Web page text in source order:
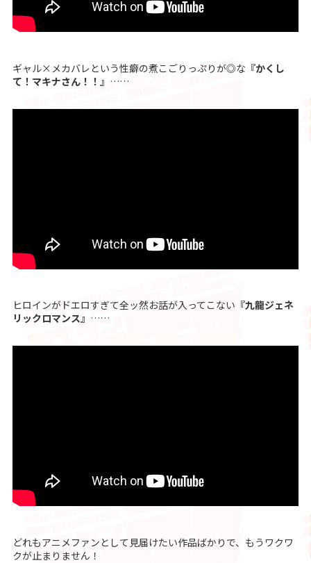
ギャル×メカバレという性癖の煮こごりっぷりが◎な 『かくし
て！マキナさん！！』 ……
ヒロインがドエロすぎて全ッ然お話が入ってこない 『九龍ジェネ
リックロマンス』 ……
どれもアニメファンとして見届けたい作品ばかりで、もうワクワ
クが止まりません！